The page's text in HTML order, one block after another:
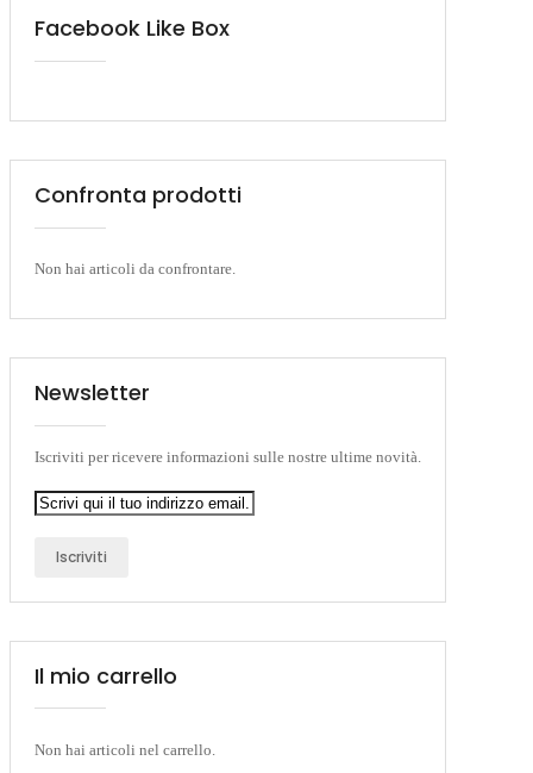
Facebook Like Box
Confronta prodotti
Non hai articoli da confrontare.
Newsletter
Iscriviti per ricevere informazioni sulle nostre ultime novità.
Iscriviti
Il mio carrello
Non hai articoli nel carrello.